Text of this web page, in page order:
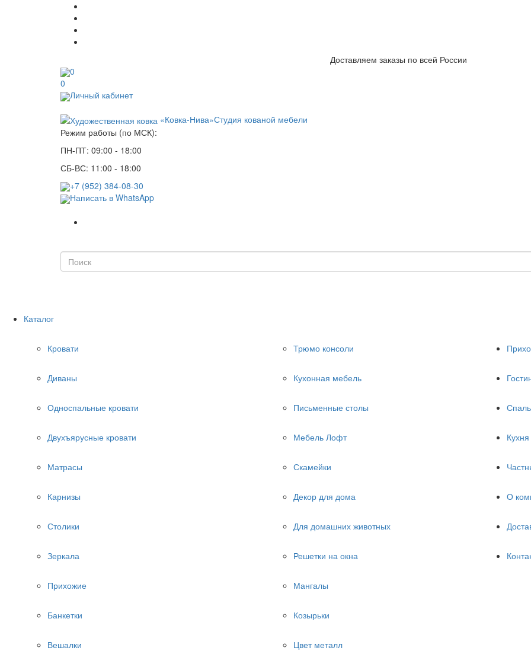
Доставляем заказы по всей России
0
0
Личный кабинет
«Ковка-Нива»Студия кованой мебели
Режим работы (по МСК):
ПН-ПТ: 09:00 - 18:00
СБ-ВС: 11:00 - 18:00
+7 (952) 384-08-30
Написать в WhatsApp
Каталог
Кровати
Диваны
Односпальные кровати
Двухъярусные кровати
Матрасы
Карнизы
Столики
Зеркала
Прихожие
Банкетки
Вешалки
Трюмо консоли
Кухонная мебель
Письменные столы
Мебель Лофт
Скамейки
Декор для дома
Для домашних животных
Решетки на окна
Мангалы
Козырьки
Цвет металл
Кухня
О